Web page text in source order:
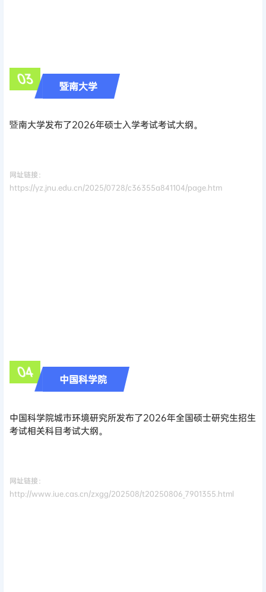
03 暨南大学
暨南大学发布了2026年硕士入学考试考试大纲。
网址链接：
https://yz.jnu.edu.cn/2025/0728/c36355a841104/page.htm
04 中国科学院
中国科学院城市环境研究所发布了2026年全国硕士研究生招生
考试相关科目考试大纲。
网址链接：
http://www.iue.cas.cn/zxgg/202508/t20250806_7901355.html